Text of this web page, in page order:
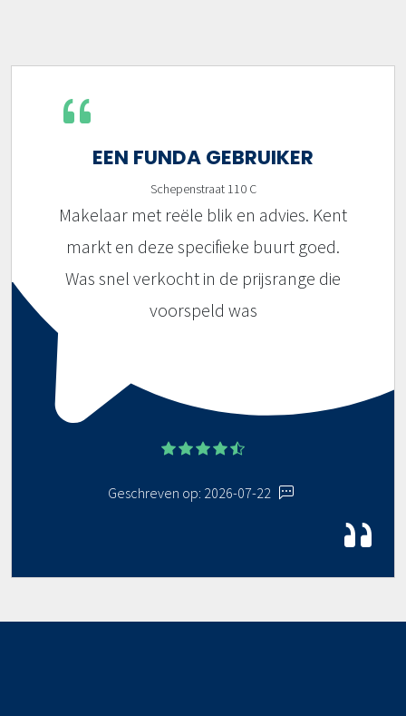
EEN FUNDA GEBRUIKER
Schepenstraat 110 C
Makelaar met reële blik en advies. Kent
markt en deze specifieke buurt goed.
Was snel verkocht in de prijsrange die
voorspeld was
Geschreven op: 2026-07-22